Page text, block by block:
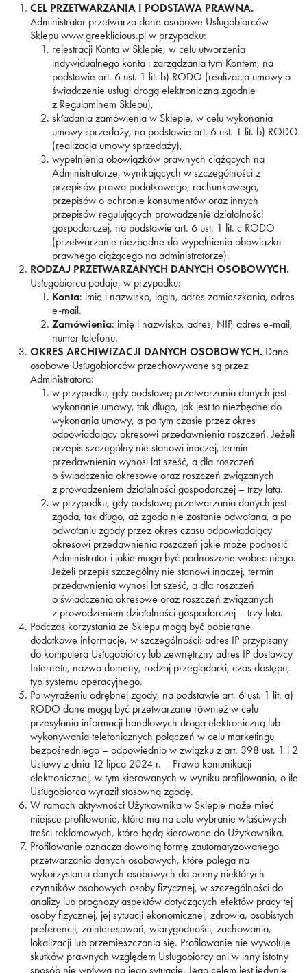
CEL PRZETWARZANIA I PODSTAWA PRAWNA.
Administrator przetwarza dane osobowe Usługobiorców
Sklepu www.greeklicious.pl w przypadku:
rejestracji Konta w Sklepie, w celu utworzenia
indywidualnego konta i zarządzania tym Kontem, na
podstawie art. 6 ust. 1 lit. b) RODO (realizacja umowy o
świadczenie usługi drogą elektroniczną zgodnie
z Regulaminem Sklepu),
składania zamówienia w Sklepie, w celu wykonania
umowy sprzedaży, na podstawie art. 6 ust. 1 lit. b) RODO
(realizacja umowy sprzedaży),
wypełnienia obowiązków prawnych ciążących na
Administratorze, wynikających w szczególności z
przepisów prawa podatkowego, rachunkowego,
przepisów o ochronie konsumentów oraz innych
przepisów regulujących prowadzenie działalności
gospodarczej, na podstawie art. 6 ust. 1 lit. c RODO
(przetwarzanie niezbędne do wypełnienia obowiązku
prawnego ciążącego na administratorze).
RODZAJ PRZETWARZANYCH DANYCH OSOBOWYCH.
Usługobiorca podaje, w przypadku:
Konta: imię i nazwisko, login, adres zamieszkania, adres
e-mail.
Zamówienia: imię i nazwisko, adres, NIP, adres e-mail,
numer telefonu.
OKRES ARCHIWIZACJI DANYCH OSOBOWYCH. Dane
osobowe Usługobiorców przechowywane są przez
Administratora:
w przypadku, gdy podstawą przetwarzania danych jest
wykonanie umowy, tak długo, jak jest to niezbędne do
wykonania umowy, a po tym czasie przez okres
odpowiadający okresowi przedawnienia roszczeń. Jeżeli
przepis szczególny nie stanowi inaczej, termin
przedawnienia wynosi lat sześć, a dla roszczeń
o świadczenia okresowe oraz roszczeń związanych
z prowadzeniem działalności gospodarczej – trzy lata.
w przypadku, gdy podstawą przetwarzania danych jest
zgoda, tak długo, aż zgoda nie zostanie odwołana, a po
odwołaniu zgody przez okres czasu odpowiadający
okresowi przedawnienia roszczeń jakie może podnosić
Administrator i jakie mogą być podnoszone wobec niego.
Jeżeli przepis szczególny nie stanowi inaczej, termin
przedawnienia wynosi lat sześć, a dla roszczeń
o świadczenia okresowe oraz roszczeń związanych
z prowadzeniem działalności gospodarczej – trzy lata.
Podczas korzystania ze Sklepu mogą być pobierane
dodatkowe informacje, w szczególności: adres IP przypisany
do komputera Usługobiorcy lub zewnętrzny adres IP dostawcy
Internetu, nazwa domeny, rodzaj przeglądarki, czas dostępu,
typ systemu operacyjnego.
Po wyrażeniu odrębnej zgody, na podstawie art. 6 ust. 1 lit. a)
RODO dane mogą być przetwarzane również w celu
przesyłania informacji handlowych drogą elektroniczną lub
wykonywania telefonicznych połączeń w celu marketingu
bezpośredniego – odpowiednio w związku z art. 398 ust. 1 i 2
Ustawy z dnia 12 lipca 2024 r. – Prawo komunikacji
elektronicznej, w tym kierowanych w wyniku profilowania, o ile
Usługobiorca wyraził stosowną zgodę.
W ramach aktywności Użytkownika w Sklepie może mieć
miejsce profilowanie, które ma na celu wybranie właściwych
treści reklamowych, które będą kierowane do Użytkownika.
Profilowanie oznacza dowolną formę zautomatyzowanego
przetwarzania danych osobowych, które polega na
wykorzystaniu danych osobowych do oceny niektórych
czynników osobowych osoby fizycznej, w szczególności do
analizy lub prognozy aspektów dotyczących efektów pracy tej
osoby fizycznej, jej sytuacji ekonomicznej, zdrowia, osobistych
preferencji, zainteresowań, wiarygodności, zachowania,
lokalizacji lub przemieszczania się. Profilowanie nie wywołuje
skutków prawnych względem Usługobiorcy ani w inny istotny
sposób nie wpływa na jego sytuację. Jego celem jest jedynie